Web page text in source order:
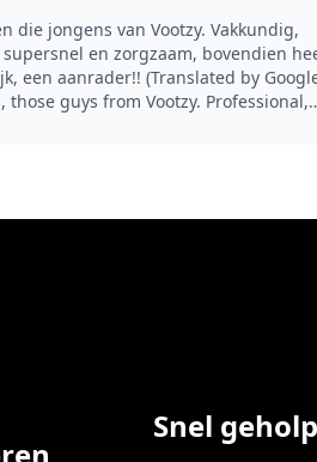
die jongens van Vootzy. Vakkundig,
en zorgzaam, bovendien
(Translated by Google)
those guys from Vootzy. Professional,
Snel